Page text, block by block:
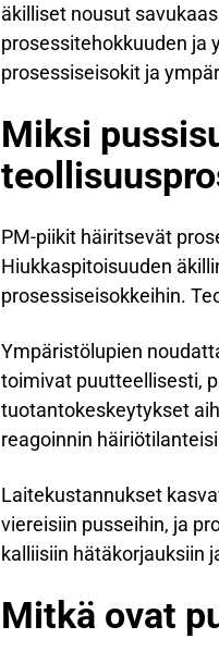
äkilliset nousut
prosessitehokkuuden ja
prosessiseisokit ja
Miksi
PM-piikit häiritsevät
Hiukkaspitoisuuden
prosessiseisokkeihin.
Ympäristölupien
toimivat puutteellisesti,
tuotantokeskeytykset
reagoinnin
Laitekustannukset
viereisiin pusseihin, ja
kalliisiin hätäkorjauksiin
Mitkä ovat